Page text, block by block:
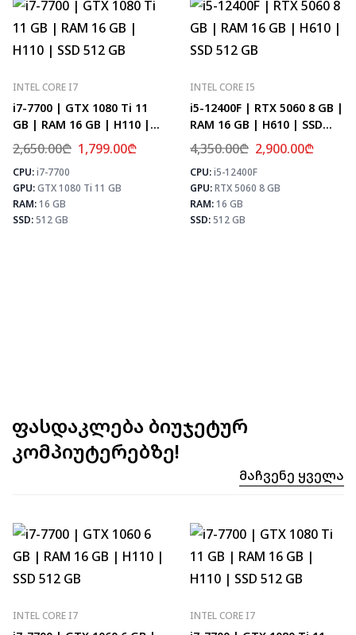
INTEL CORE I7
i7-7700 | GTX 1080 Ti 11
GB | RAM 16 GB | H110 |
SSD 512 GB
2,650.00₾ 1,799.00₾
CPU:i7-7700
GPU:GTX 1080 Ti 11 GB
RAM:16 GB
SSD:512 GB
⚡ MAX FPS
CS2
156
PUBG
101
Fortnite
119
INTEL CORE I5
i5-12400F | RTX 5060 8 GB |
RAM 16 GB | H610 | SSD
512 GB
4,350.00₾ 2,900.00₾
CPU:i5-12400F
GPU:RTX 5060 8 GB
RAM:16 GB
SSD:512 GB
ფასდაკლება ბიუჯეტურ
კომპიუტერებზე!
Მაჩვენე Ყველა
INTEL CORE I7 INTEL CORE I7